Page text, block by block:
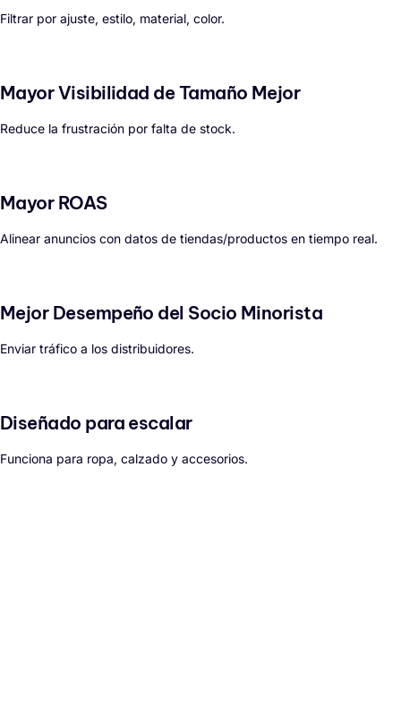
Filtrar por ajuste, estilo, material, color.
Mayor Visibilidad de Tamaño Mejor
Reduce la frustración por falta de stock.
Mayor ROAS
Alinear anuncios con datos de tiendas/productos en tiempo real.
Mejor Desempeño del Socio Minorista
Enviar tráfico a los distribuidores.
Diseñado para escalar
Funciona para ropa, calzado y accesorios.